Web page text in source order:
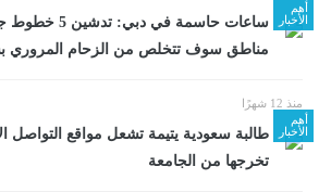
أهم
الأخبار
مناطق سوف تتخلص من الزحام المروري بشكل
منذ 12 شهرًا
أهم
الأخبار
طالبة سعودية يتيمة تشعل مواقع التواصل
تخرجها من الجامعة